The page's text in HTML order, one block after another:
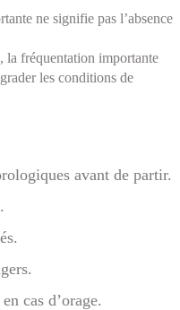
ne signifie pas l’absence
la fréquentation importante
les conditions de
avant de partir.
cas d’orage.